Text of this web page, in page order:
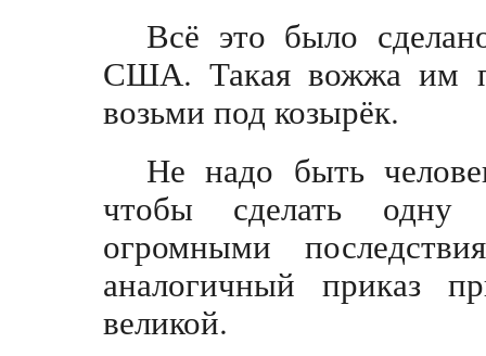
Всё это было
США. Такая вожжа им
возьми под козырёк.
Не надо быть
чтобы сделать одну
огромными
аналогичный приказ
великой.